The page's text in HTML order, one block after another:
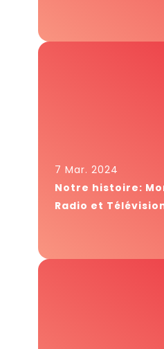
7 Mar. 2024
Notre histoire:
Radio et